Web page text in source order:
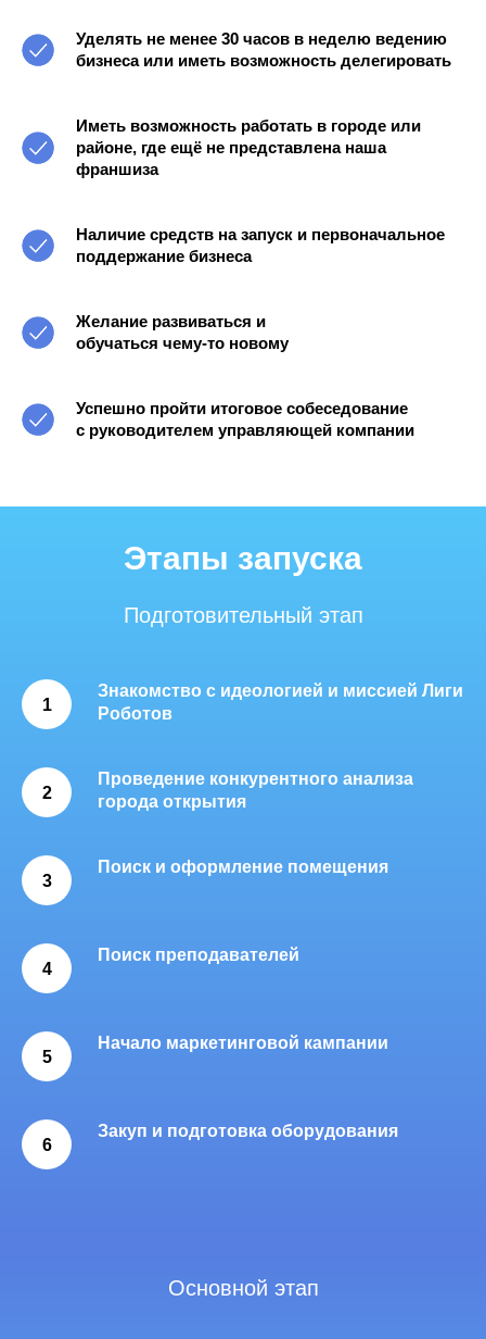
Уделять не менее 30 часов в неделю ведению
бизнеса или иметь возможность делегировать
Иметь возможность работать в городе или
районе, где ещё не представлена наша
франшиза
Наличие средств на запуск и первоначальное
поддержание бизнеса
Желание развиваться и
обучаться чему-то новому
Успешно пройти итоговое собеседование
с руководителем управляющей компании
Этапы запуска
Подготовительный этап
1
Знакомство с идеологией и миссией Лиги
Роботов
2
Проведение конкурентного анализа
города открытия
3
Поиск и оформление помещения
4
Поиск преподавателей
5
Начало маркетинговой кампании
6
Закуп и подготовка оборудования
Основной этап